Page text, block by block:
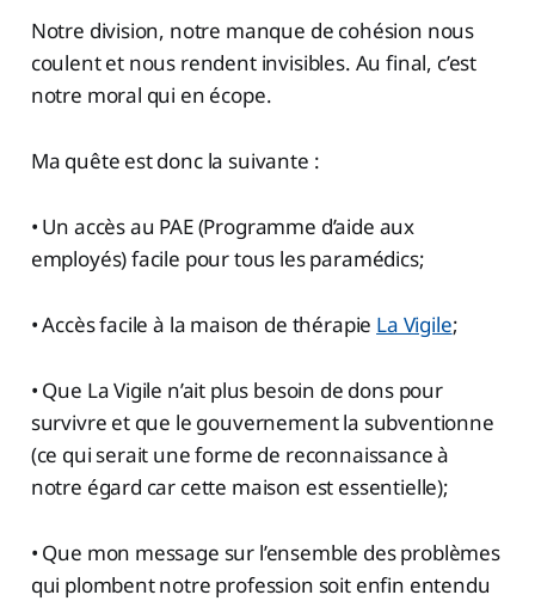
Notre division, notre manque de cohésion nous
coulent et nous rendent invisibles. Au final, c’est
notre moral qui en écope.
Ma quête est donc la suivante :
• Un accès au PAE (Programme d’aide aux
employés) facile pour tous les paramédics;
• Accès facile à la maison de thérapie La Vigile;
• Que La Vigile n’ait plus besoin de dons pour
survivre et que le gouvernement la subventionne
(ce qui serait une forme de reconnaissance à
notre égard car cette maison est essentielle);
• Que mon message sur l’ensemble des problèmes
qui plombent notre profession soit enfin entendu